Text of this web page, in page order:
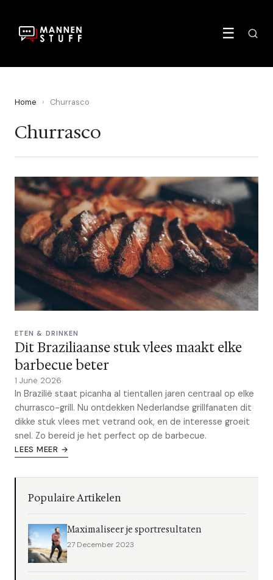
☰
Home › Churrasco
Churrasco
ETEN & DRINKEN
Dit Braziliaanse stuk vlees maakt elke
barbecue beter
1 June 2026
In Brazilië staat picanha al tientallen jaren centraal op elke
churrasco-grill. Nu ontdekken Nederlandse grillfanaten dit
dikke stuk vlees met vetrand ook, en de interesse groeit
snel. Zo bereid je het perfect op de barbecue.
LEES MEER →
Populaire Artikelen
Maximaliseer je sportresultaten
27 December 2023